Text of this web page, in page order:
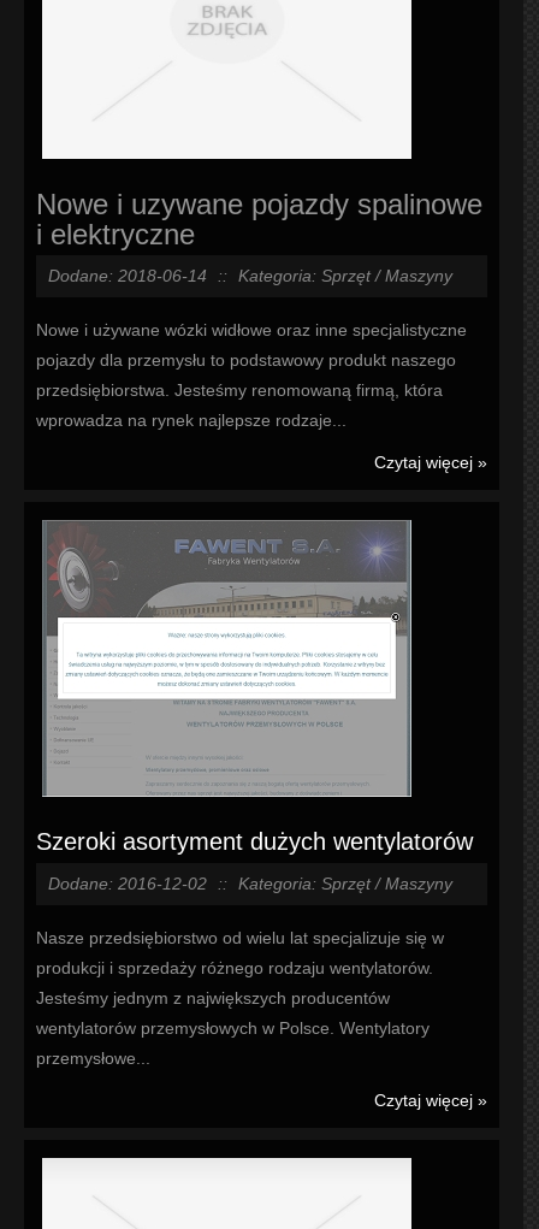
Nowe i uzywane pojazdy spalinowe
i elektryczne
Dodane: 2018-06-14 :: Kategoria: Sprzęt / Maszyny
Nowe i używane wózki widłowe oraz inne specjalistyczne
pojazdy dla przemysłu to podstawowy produkt naszego
przedsiębiorstwa. Jesteśmy renomowaną firmą, która
wprowadza na rynek najlepsze rodzaje...
Czytaj więcej »
Szeroki asortyment dużych wentylatorów
Dodane: 2016-12-02 :: Kategoria: Sprzęt / Maszyny
Nasze przedsiębiorstwo od wielu lat specjalizuje się w
produkcji i sprzedaży różnego rodzaju wentylatorów.
Jesteśmy jednym z największych producentów
wentylatorów przemysłowych w Polsce. Wentylatory
przemysłowe...
Czytaj więcej »